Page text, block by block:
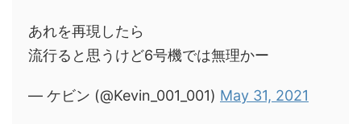
あれを再現したら
流行ると思うけど6号機では無理かー
— ケビン (@Kevin_001_001) May 31, 2021